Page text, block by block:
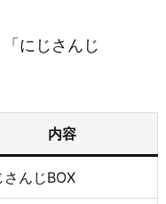
にじさんじ
内容
さんじBOX